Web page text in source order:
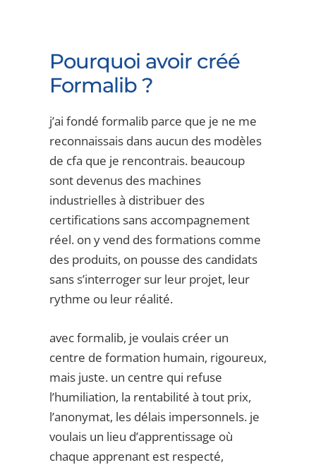
Pourquoi avoir créé
Formalib ?
j’ai fondé formalib parce que je ne me
reconnaissais dans aucun des modèles
de cfa que je rencontrais. beaucoup
sont devenus des machines
industrielles à distribuer des
certifications sans accompagnement
réel. on y vend des formations comme
des produits, on pousse des candidats
sans s’interroger sur leur projet, leur
rythme ou leur réalité.
avec formalib, je voulais créer un
centre de formation humain, rigoureux,
mais juste. un centre qui refuse
l’humiliation, la rentabilité à tout prix,
l’anonymat, les délais impersonnels. je
voulais un lieu d’apprentissage où
chaque apprenant est respecté,